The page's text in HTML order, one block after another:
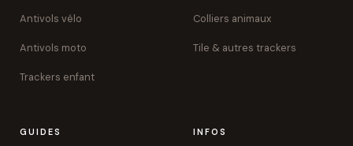
Antivols vélo
Antivols moto
Trackers enfant
Colliers animaux
Tile & autres trackers
GUIDES INFOS